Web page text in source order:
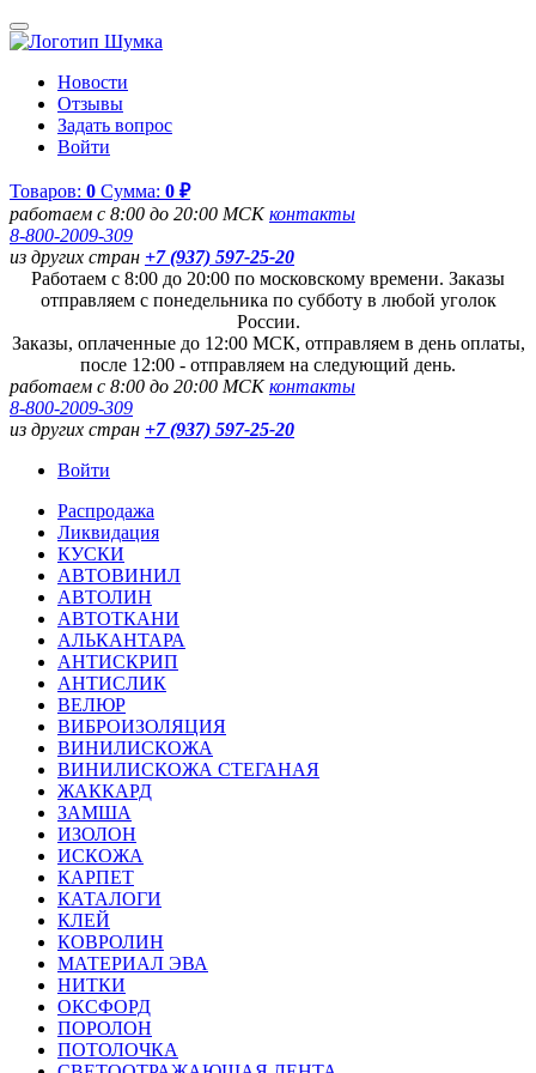
Новости
Отзывы
Задать вопрос
Войти
Товаров: 0 Сумма: 0 ₽
работаем с 8:00 до 20:00 МСКконтакты
8-800-2009-309
из других стран +7 (937) 597-25-20
Работаем с 8:00 до 20:00 по московскому времени. Заказы
отправляем с понедельника по субботу в любой уголок
России.
Заказы, оплаченные до 12:00 МСК, отправляем в день оплаты,
после 12:00 - отправляем на следующий день.
работаем с 8:00 до 20:00 МСКконтакты
8-800-2009-309
из других стран +7 (937) 597-25-20
Войти
Распродажа
Ликвидация
КУСКИ
АВТОВИНИЛ
АВТОЛИН
АВТОТКАНИ
АЛЬКАНТАРА
АНТИСКРИП
АНТИСЛИК
ВЕЛЮР
ВИБРОИЗОЛЯЦИЯ
ВИНИЛИСКОЖА
ВИНИЛИСКОЖА СТЕГАНАЯ
ЖАККАРД
ЗАМША
ИЗОЛОН
ИСКОЖА
КАРПЕТ
КАТАЛОГИ
КЛЕЙ
КОВРОЛИН
МАТЕРИАЛ ЭВА
НИТКИ
ОКСФОРД
ПОРОЛОН
ПОТОЛОЧКА